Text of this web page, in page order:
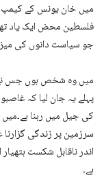
فلسطین محض ایک یاد
جو سیاست دانوں کی
میں وہ شخص ہوں جس نے
پہلے یہ جان لیا کہ
کی جیل میں رہنا
سرزمین پر زندگی گزارنا
اندر ناقابل شکست ہتھیار
ہے۔